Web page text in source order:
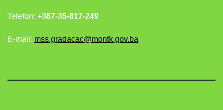
Telefon: +387-35-817-249
E-mail: mss.gradacac@montk.gov.ba